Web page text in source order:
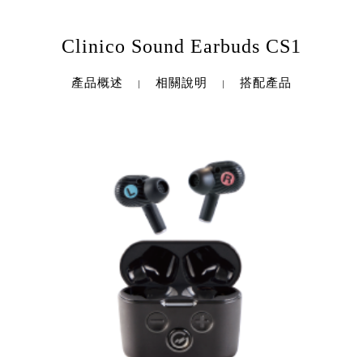
Clinico Sound Earbuds CS1
產品概述 相關說明 搭配產品